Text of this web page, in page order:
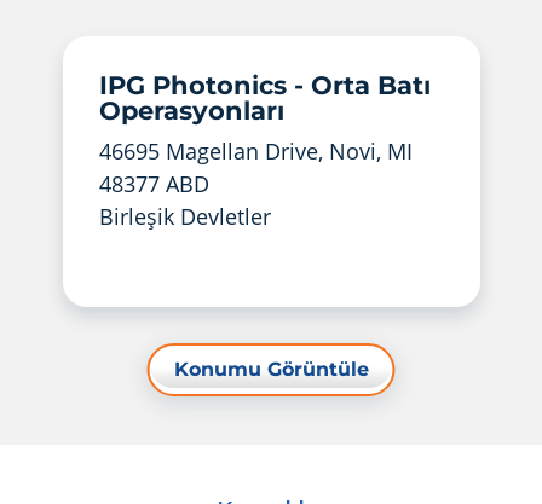
IPG Photonics - Orta Batı
Operasyonları
46695 Magellan Drive, Novi, MI
48377 ABD
Birleşik Devletler
Konumu Görüntüle